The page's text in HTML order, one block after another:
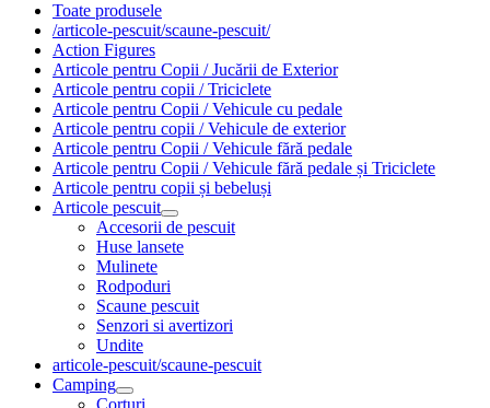
Toate produsele
/articole-pescuit/scaune-pescuit/
Action Figures
Articole pentru Copii / Jucării de Exterior
Articole pentru copii / Triciclete
Articole pentru Copii / Vehicule cu pedale
Articole pentru copii / Vehicule de exterior
Articole pentru Copii / Vehicule fără pedale
Articole pentru Copii / Vehicule fără pedale și Triciclete
Articole pentru copii și bebeluși
Articole pescuit
Accesorii de pescuit
Huse lansete
Mulinete
Rodpoduri
Scaune pescuit
Senzori si avertizori
Undite
articole-pescuit/scaune-pescuit
Camping
Corturi